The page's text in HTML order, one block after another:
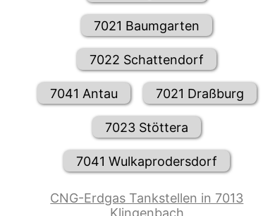
7021 Baumgarten
7022 Schattendorf
7041 Antau 7021 Draßburg
7023 Stöttera
7041 Wulkaprodersdorf
CNG-Erdgas Tankstellen in 7013
Klingenbach